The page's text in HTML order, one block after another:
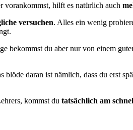
vorankommst, hilft es natürlich auch
versuchen. Alles ein wenig
bekommst du aber nur von einem
daran ist nämlich, dass du erst
kommst du tatsächlich am